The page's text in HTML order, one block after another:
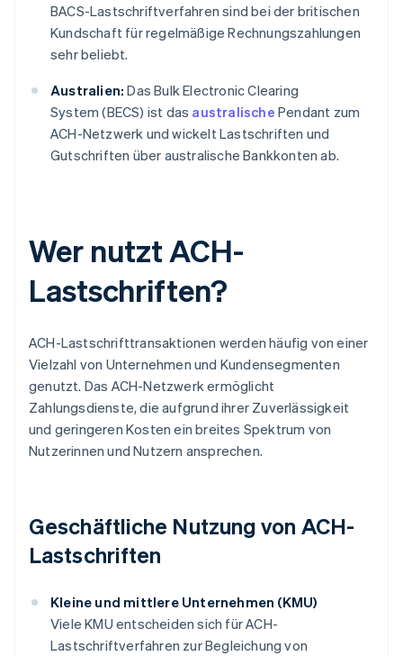
BACS-Lastschriftverfahren sind bei der britischen
Kundschaft für regelmäßige Rechnungszahlungen
sehr beliebt.
Australien: Das Bulk Electronic Clearing
System (BECS) ist das australische Pendant zum
ACH-Netzwerk und wickelt Lastschriften und
Gutschriften über australische Bankkonten ab.
Wer nutzt ACH-
Lastschriften?
ACH-Lastschrifttransaktionen werden häufig von einer
Vielzahl von Unternehmen und Kundensegmenten
genutzt. Das ACH-Netzwerk ermöglicht
Zahlungsdienste, die aufgrund ihrer Zuverlässigkeit
und geringeren Kosten ein breites Spektrum von
Nutzerinnen und Nutzern ansprechen.
Geschäftliche Nutzung von ACH-
Lastschriften
Kleine und mittlere Unternehmen (KMU)
Viele KMU entscheiden sich für ACH-
Lastschriftverfahren zur Begleichung von